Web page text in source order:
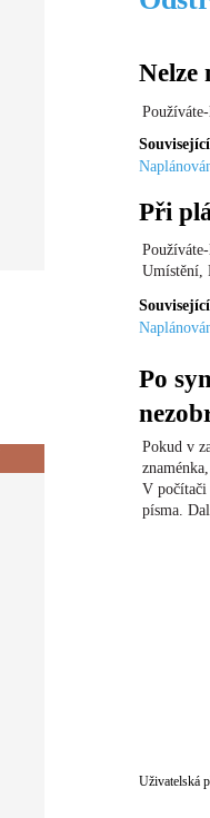
Nelze
Při
Umístění,
Po
Pokud v
V počítači
písma.
Uživatelská